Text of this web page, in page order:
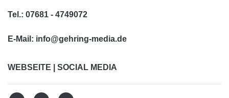
Tel.: 07681 - 4749072
E-Mail: info@gehring-media.de
WEBSEITE | SOCIAL MEDIA